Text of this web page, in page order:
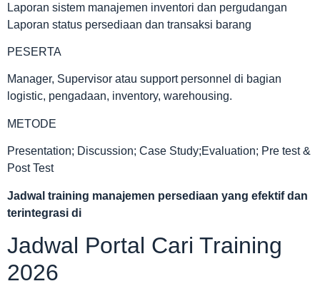
Laporan sistem manajemen inventori dan pergudangan
Laporan status persediaan dan transaksi barang
PESERTA
Manager, Supervisor atau support personnel di bagian
logistic, pengadaan, inventory, warehousing.
METODE
Presentation; Discussion; Case Study;Evaluation; Pre test &
Post Test
Jadwal training manajemen persediaan yang efektif dan
terintegrasi di
Jadwal Portal Cari Training
2026